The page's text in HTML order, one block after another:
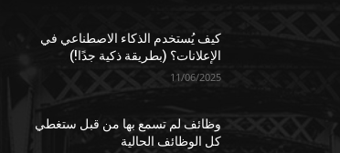
كيف يُستخدم الذكاء الاصطناعي في
الإعلانات؟ (بطريقة ذكية جدًا!)
11/06/2025
وظائف لم تسمع بها من قبل ستغطي
كل الوظائف الحالية